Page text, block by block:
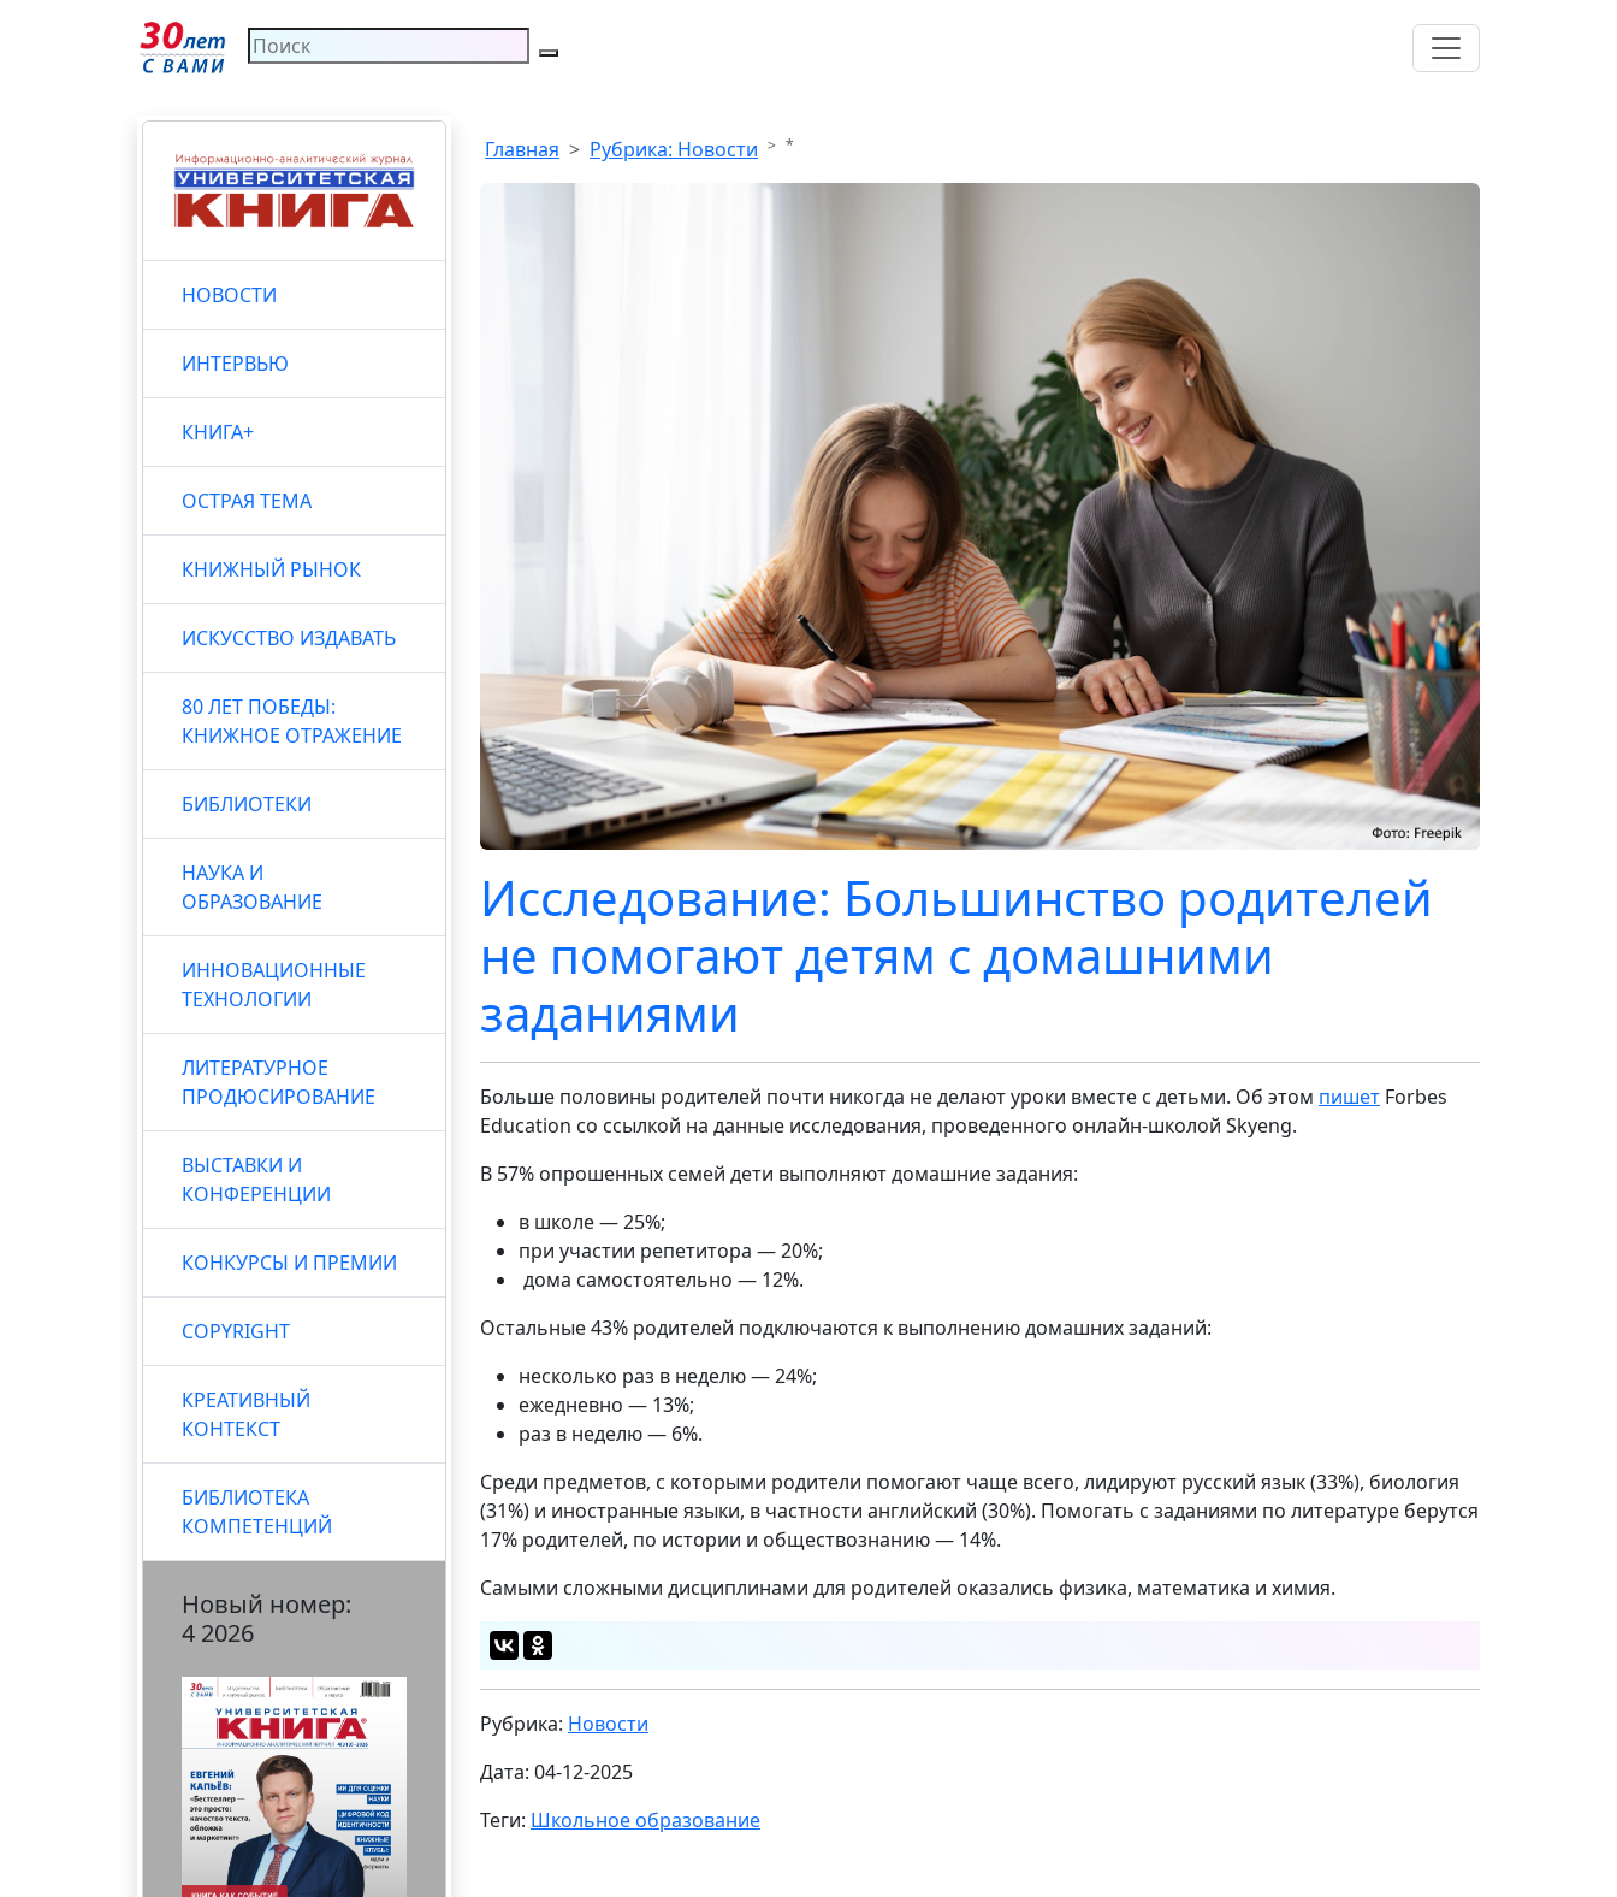
НОВОСТИ
ИНТЕРВЬЮ
КНИГА+
ОСТРАЯ ТЕМА
КНИЖНЫЙ РЫНОК
ИСКУССТВО ИЗДАВАТЬ
80 ЛЕТ ПОБЕДЫ:
КНИЖНОЕ ОТРАЖЕНИЕ
БИБЛИОТЕКИ
НАУКА И
ОБРАЗОВАНИЕ
ИННОВАЦИОННЫЕ
ТЕХНОЛОГИИ
ЛИТЕРАТУРНОЕ
ПРОДЮСИРОВАНИЕ
ВЫСТАВКИ И
КОНФЕРЕНЦИИ
КОНКУРСЫ И ПРЕМИИ
COPYRIGHT
КРЕАТИВНЫЙ
КОНТЕКСТ
БИБЛИОТЕКА
КОМПЕТЕНЦИЙ
Новый номер:
4 2026
Главная Рубрика: Новости *
Исследование: Большинство родителей
не помогают детям с домашними
заданиями
Больше половины родителей почти никогда не делают уроки вместе с детьми. Об этом пишет Forbes
Education со ссылкой на данные исследования, проведенного онлайн-школой Skyeng.
В 57% опрошенных семей дети выполняют домашние задания:
в школе — 25%;
при участии репетитора — 20%;
дома самостоятельно — 12%.
Остальные 43% родителей подключаются к выполнению домашних заданий:
несколько раз в неделю — 24%;
ежедневно — 13%;
раз в неделю — 6%.
Среди предметов, с которыми родители помогают чаще всего, лидируют русский язык (33%), биология
(31%) и иностранные языки, в частности английский (30%). Помогать с заданиями по литературе берутся
17% родителей, по истории и обществознанию — 14%.
Самыми сложными дисциплинами для родителей оказались физика, математика и химия.
Рубрика: Новости
Дата: 04-12-2025
Теги: Школьное образование